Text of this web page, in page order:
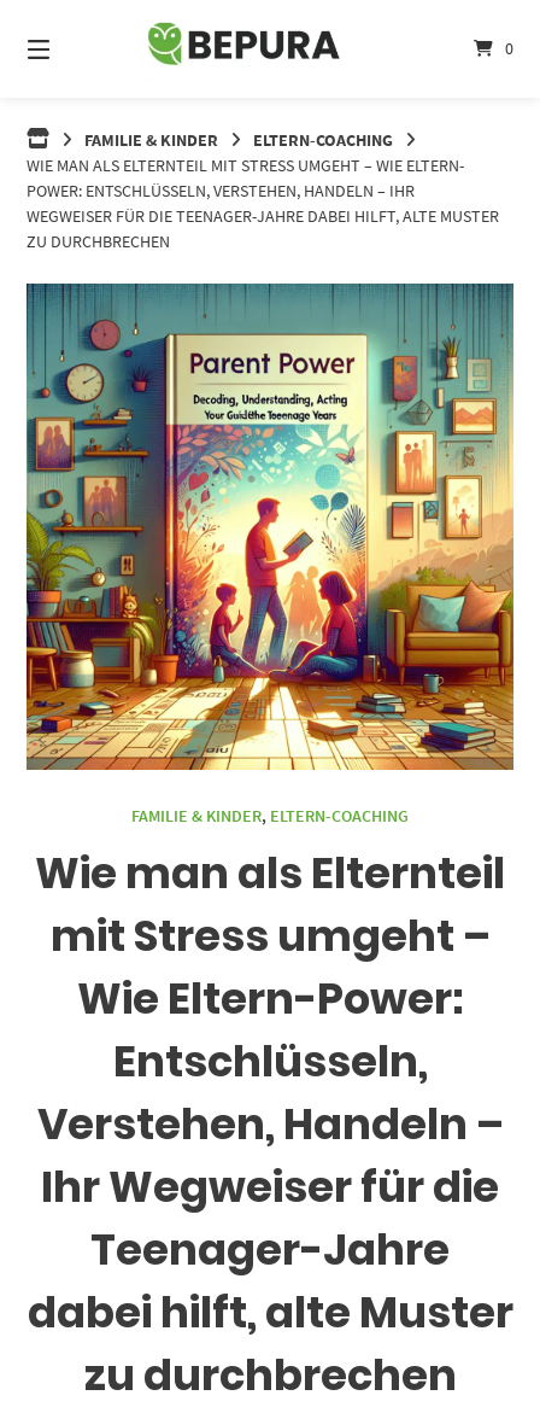
zum
Inhalt
0
FAMILIE & KINDER
ELTERN-COACHING
WIE MAN ALS ELTERNTEIL MIT STRESS UMGEHT – WIE ELTERN-
POWER: ENTSCHLÜSSELN, VERSTEHEN, HANDELN – IHR
WEGWEISER FÜR DIE TEENAGER-JAHRE DABEI HILFT, ALTE MUSTER
ZU DURCHBRECHEN
FAMILIE & KINDER, ELTERN-COACHING
Wie man als Elternteil
mit Stress umgeht –
Wie Eltern-Power:
Entschlüsseln,
Verstehen, Handeln –
Ihr Wegweiser für die
Teenager-Jahre
dabei hilft, alte Muster
zu durchbrechen